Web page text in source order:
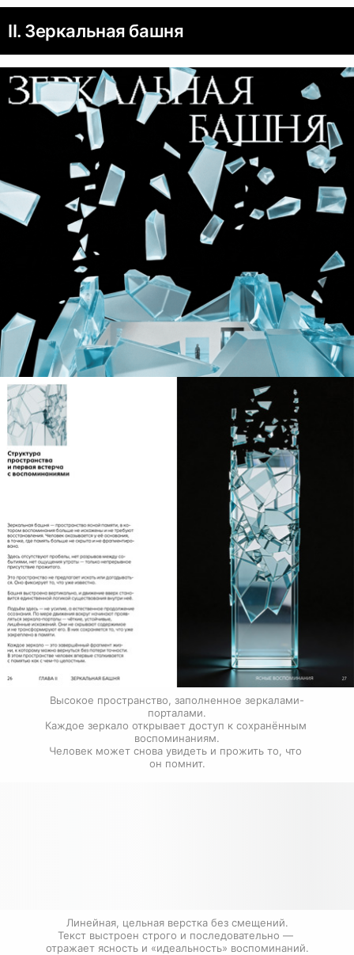
II. Зеркальная башня
Высокое пространство, заполненное зеркалами-
порталами.
Каждое зеркало открывает доступ к сохранённым
воспоминаниям.
Человек может снова увидеть и прожить то, что
он помнит.
Линейная, цельная верстка без смещений.
Текст выстроен строго и последовательно —
отражает ясность и «идеальность» воспоминаний.